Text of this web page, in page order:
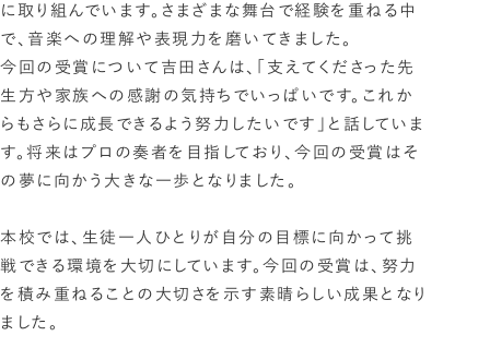
に取り組んでいます。さまざまな舞台で経験を重ねる中
で、音楽への理解や表現力を磨いてきました。
今回の受賞について吉田さんは、「支えてくださった先
生方や家族への感謝の気持ちでいっぱいです。これか
らもさらに成長できるよう努力したいです」と話していま
す。将来はプロの奏者を目指しており、今回の受賞はそ
の夢に向かう大きな一歩となりました。
本校では、生徒一人ひとりが自分の目標に向かって挑
戦できる環境を大切にしています。今回の受賞は、努力
を積み重ねることの大切さを示す素晴らしい成果となり
ました。